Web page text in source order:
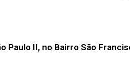
Paulo II, no Bairro São